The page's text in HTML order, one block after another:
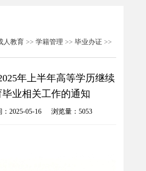
人教育 >> 学籍管理 >> 毕业办证 >>
年上半年高等学历继续
毕业相关工作的通知
：2025-05-16 浏览量： 5053